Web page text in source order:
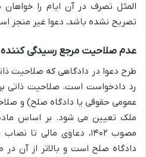
المثل تصرف در آن ایام را
تصریح نشده باشد، دعوا غیر منجز
عدم صلاحیت مرجع رسیدگی کننده
طرح دعوا در دادگاهی که صلاحیت
رد دادخواست است. صلاحیت ذاتی
عمومی حقوقی یا دادگاه صلح) و
مصوب ۱۴۰۲، دعاوی مالی
دادگاه صلح است و بالاتر از آن